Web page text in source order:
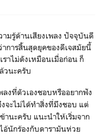
มรู้ด้านเสียงเพลง ปัจจุบันดี
การสิ้นสุดยุคของดีเจสมัยนี้
าไม่ดังเหมือนเมื่อก่อน ก็
วนะครับ
ลงที่ตัวเองชอบหรืออยากฟัง
จะไม่ได้ทำสิ่งที่มึงชอบ แต่
ข้านะครับ แนะนำให้เริ่มจาก
ไอ้นักร้องกับดารามันห่วย